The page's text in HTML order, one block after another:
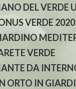
DEL VERDE
VERDE 2020
VERDE
DA
ORTO IN